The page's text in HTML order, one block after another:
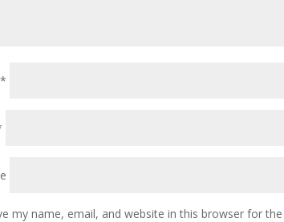
*
my name, email, and website in this browser for